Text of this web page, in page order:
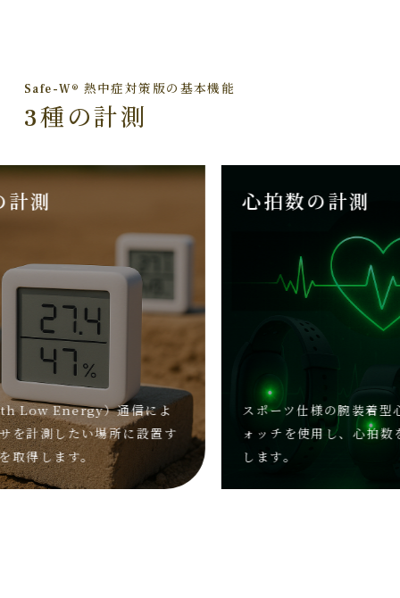
Safe-W® 熱中症対策版の基本機能
3種の計測
測
Energy）通信によ
計測したい場所に設置す
得します。
心拍数の計測
スポーツ仕様の腕装着型
ォッチを使用し、心拍数
します。